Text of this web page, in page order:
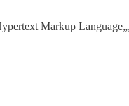
Markup